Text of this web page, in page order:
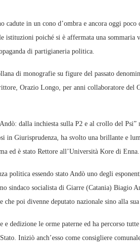
in un cono d’ombra e ancora oggi poco
istituzioni poiché si è affermata una sommaria
di partigianeria politica.
di monografie su figure del passato
Orazio Longo, per anni collaboratore del
dalla inchiesta sulla P2 e al crollo del Psi”
in Giurisprudenza, ha svolto una brillante e
ed è stato Rettore all’Università Kore di Enna.
politica essendo stato Andò uno degli
sindaco socialista di Giarre (Catania) Biagio
che poi divenne deputato nazionale sino alla
dedizione le orme paterne ed ha percorso
Iniziò anch’esso come consigliere